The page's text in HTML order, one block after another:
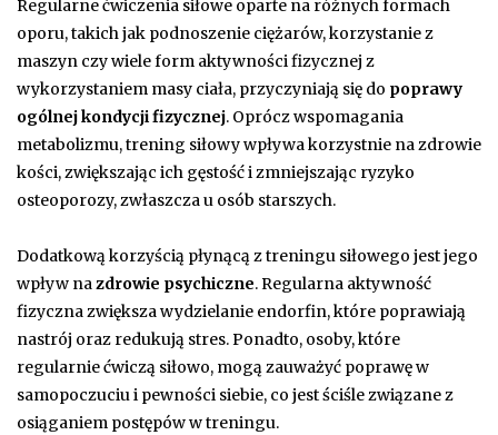
Regularne ćwiczenia siłowe oparte na różnych formach
oporu, takich jak podnoszenie ciężarów, korzystanie z
maszyn czy wiele form aktywności fizycznej z
wykorzystaniem masy ciała, przyczyniają się do poprawy
ogólnej kondycji fizycznej. Oprócz wspomagania
metabolizmu, trening siłowy wpływa korzystnie na zdrowie
kości, zwiększając ich gęstość i zmniejszając ryzyko
osteoporozy, zwłaszcza u osób starszych.
Dodatkową korzyścią płynącą z treningu siłowego jest jego
wpływ nazdrowie psychiczne. Regularna aktywność
fizyczna zwiększa wydzielanie endorfin, które poprawiają
nastrój oraz redukują stres. Ponadto, osoby, które
regularnie ćwiczą siłowo, mogą zauważyć poprawę w
samopoczuciu i pewności siebie, co jest ściśle związane z
osiąganiem postępów w treningu.